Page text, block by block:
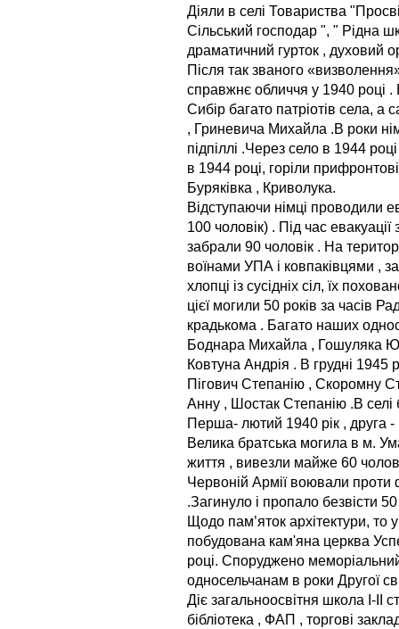
Діяли в селі Товариства
Сільський господар ", " Рідна
драматичний гурток , духовий
Після так званого
справжнє обличчя у 1940 році
Сибір багато патріотів села,
, Гриневича Михайла .В роки
підпіллі .Через село в 1944
в 1944 році, горіли
Буряківка , Криволука.
Відступаючи німці проводили
100 чоловік) . Під час
забрали 90 чоловік . На
воїнами УПА і ковпаківцями ,
хлопці із сусідніх сіл, їх
цієї могили 50 років за часів
крадькома . Багато наших
Боднара Михайла , Гошуляка
Ковтуна Андрія . В грудні
Пігович Степанію , Скоромну
Анну , Шостак Степанію .В селі
Перша- лютий 1940 рік , друга -
Велика братська могила в м.
життя , вивезли майже 60
Червоній Армії воювали проти
.Загинуло і пропало безвісти 50
Щодо пам’яток архітектури, то
побудована кам'яна церква
році. Споруджено
односельчанам в роки Другої
Діє загальноосвітня школа І-ІІ
бібліотека , ФАП , торгові